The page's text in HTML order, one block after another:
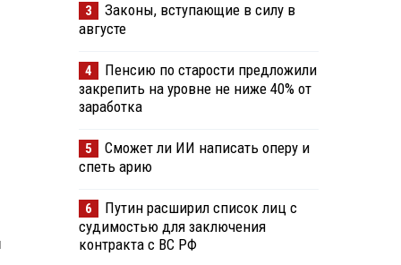
3
Законы, вступающие в силу в
августе
4
Пенсию по старости предложили
закрепить на уровне не ниже 40% от
заработка
5
Сможет ли ИИ написать оперу и
спеть арию
6
Путин расширил список лиц с
судимостью для заключения
контракта с ВС РФ